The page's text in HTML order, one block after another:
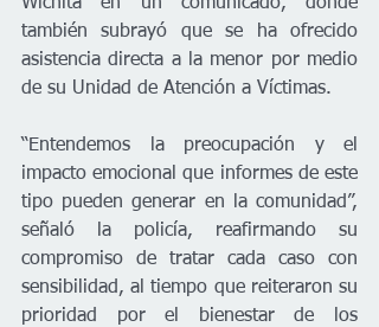
también subrayó que se ha ofrecido
asistencia directa a la menor por medio
de su Unidad de Atención a Víctimas.
“Entendemos la preocupación y el
impacto emocional que informes de este
tipo pueden generar en la comunidad”,
señaló la policía, reafirmando su
compromiso de tratar cada caso con
sensibilidad, al tiempo que reiteraron su
prioridad por el bienestar de los